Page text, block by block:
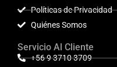
Políticas de Privacidad
Quiénes Somos
Servicio Al Cliente
+56 9 3710 3709